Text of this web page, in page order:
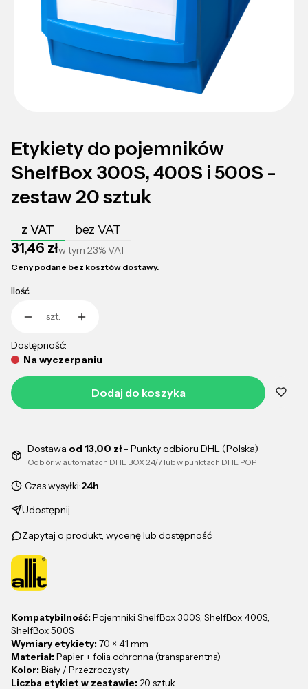
Etykiety do pojemników
ShelfBox 300S, 400S i 500S -
zestaw 20 sztuk
z VAT bez VAT
Cena
31,46 złw tym 23%VAT
Ceny podane bez kosztów dostawy.
Ilość
szt.
Dostępność:
Na wyczerpaniu
Dodaj do koszyka
Dostawa od 13,00 zł- Punkty odbioru DHL (Polska)
Odbiór w automatach DHL BOX 24/7 lub w punktach DHL POP
Czas wysyłki:24h
Udostępnij
Zapytaj o produkt, wycenę lub dostępność
Kompatybilność: Pojemniki ShelfBox 300S, ShelfBox 400S,
ShelfBox 500S
Wymiary etykiety: 70 × 41 mm
Materiał: Papier + folia ochronna (transparentna)
Kolor: Biały / Przezroczysty
Liczba etykiet w zestawie: 20 sztuk